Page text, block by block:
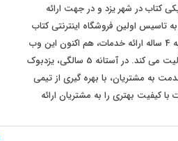
فروش فیزیکی کتاب در شهر یزد و در جهت ارائه
به مشتریان، در سال 1393 اقدام به تاسیس اولین فروشگاه اینترنتی کتاب
در سطح استان یزد نموده است. پس از تجربه 4 ساله ارائه خدمات، هم اکنون این وب
سایت با برند "یزدبوک" در سطح کشوری فعالیت می کند. در آستانه 5 سالگی، یزدبوک
به مشتریان، با بهره گیری از تیمی
کیفیت بهتری را به مشتریان ارائه